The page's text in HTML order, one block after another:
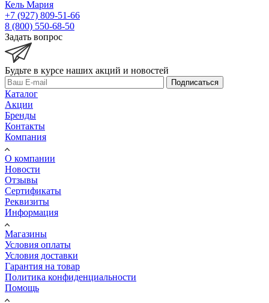
Кель Мария
+7 (927) 809-51-66
8 (800) 550-68-50
Задать вопрос
Будьте в курсе наших акций и новостей
Подписаться
Каталог
Акции
Бренды
Контакты
Компания
О компании
Новости
Отзывы
Сертификаты
Реквизиты
Информация
Магазины
Условия оплаты
Условия доставки
Гарантия на товар
Политика конфиденциальности
Помощь